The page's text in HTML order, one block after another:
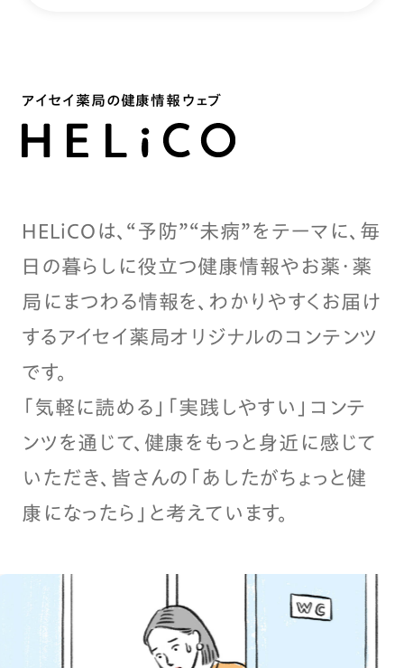
アイセイ薬局の健康情報ウェブ
HELiCOは、“予防”“未病”をテーマに、毎
日の暮らしに役立つ健康情報やお薬・薬
局にまつわる情報を、わかりやすくお届け
するアイセイ薬局オリジナルのコンテンツ
です。
「気軽に読める」「実践しやすい」コンテ
ンツを通じて、健康をもっと身近に感じて
いただき、皆さんの「あしたがちょっと健
康になったら」と考えています。